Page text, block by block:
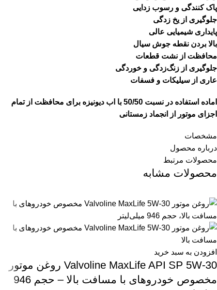
پاک کنندگی و رسوب زدایی
جلوگیری از یخ زدگی
پایداری شیمیایی عالی
بالا بردن نقطه جوش سیال
محافظت از نشت قطعات
جلوگیری از زنگ‌زدگی و خوردگی
عاری از سیلیکات و فسفات
اماده استفاده در نسبت 50/50 با اب دیونیزه برای محافظت از تمام
اجزای موتور از انجماد زمستانی
مشخصات
درباره محصول
محصولات مرتبط
محصولات مشابه
افزودن به سبد خرید
Valvoline MaxLife API SP 5W-30 روغن موتور
مخصوص خودروهای با مسافت بالا – حجم 946